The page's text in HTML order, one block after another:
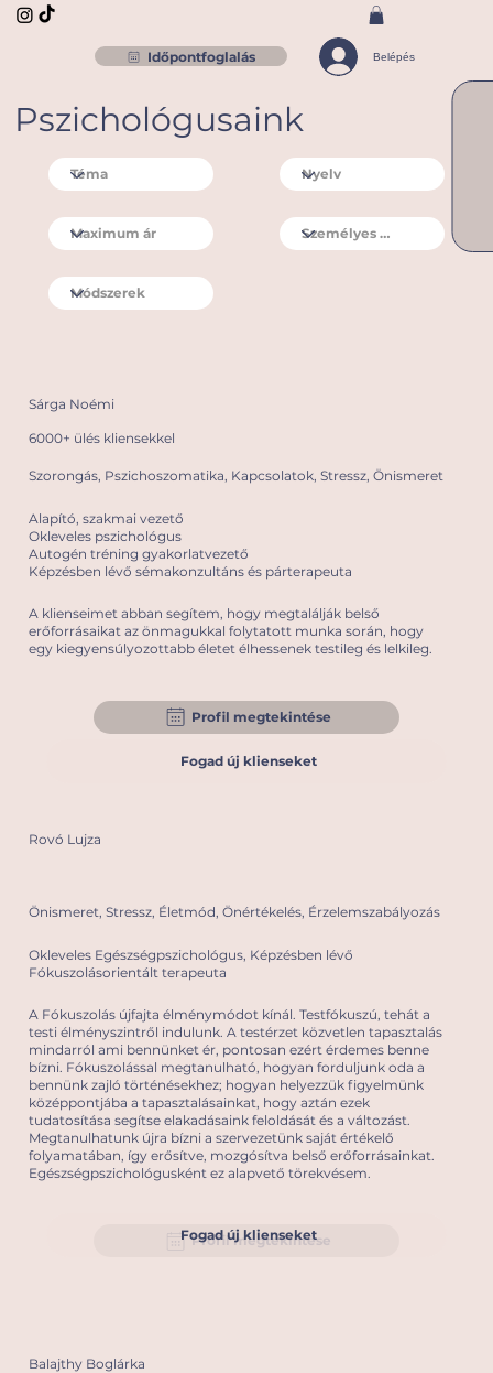
Időpontfoglalás Belépés
Pszichológusaink
Sárga Noémi
6000+ ülés kliensekkel
Szorongás, Pszichoszomatika, Kapcsolatok, Stressz, Önismeret
Alapító, szakmai vezető
Okleveles pszichológus
Autogén tréning gyakorlatvezető
Képzésben lévő sémakonzultáns és párterapeuta
A klienseimet abban segítem, hogy megtalálják belső
erőforrásaikat az önmagukkal folytatott munka során, hogy
egy kiegyensúlyozottabb életet élhessenek testileg és lelkileg.
Profil megtekintése
Fogad új klienseket
Rovó Lujza
Önismeret, Stressz, Életmód, Önértékelés, Érzelemszabályozás
Okleveles Egészségpszichológus, Képzésben lévő
Fókuszolásorientált terapeuta
A Fókuszolás újfajta élménymódot kínál. Testfókuszú, tehát a
testi élményszintről indulunk. A testérzet közvetlen tapasztalás
mindarról ami bennünket ér, pontosan ezért érdemes benne
bízni. Fókuszolással megtanulható, hogyan forduljunk oda a
bennünk zajló történésekhez; hogyan helyezzük figyelmünk
középpontjába a tapasztalásainkat, hogy aztán ezek
tudatosítása segítse elakadásaink feloldását és a változást.
Megtanulhatunk újra bízni a szervezetünk saját értékelő
folyamatában, így erősítve, mozgósítva belső erőforrásainkat.
Egészségpszichológusként ez alapvető törekvésem.
Profil megtekintése
Fogad új klienseket
Balajthy Boglárka